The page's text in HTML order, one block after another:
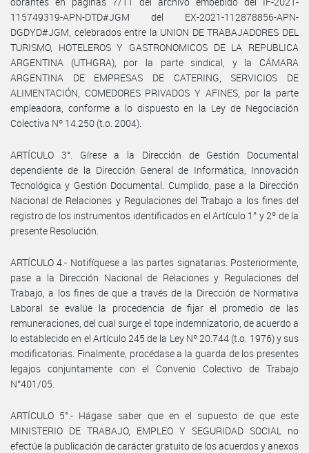
115749319-APN-DTD#JGM del EX-2021-112878856-APN-
DGDYD#JGM, celebrados entre la UNION DE TRABAJADORES DEL
TURISMO, HOTELEROS Y GASTRONOMICOS DE LA REPUBLICA
ARGENTINA (UTHGRA), por la parte sindical, y la CÁMARA
ARGENTINA DE EMPRESAS DE CATERING, SERVICIOS DE
ALIMENTACIÓN, COMEDORES PRIVADOS Y AFINES, por la parte
empleadora, conforme a lo dispuesto en la Ley de Negociación
Colectiva Nº 14.250 (t.o. 2004).
ARTÍCULO 3°. Gírese a la Dirección de Gestión Documental
dependiente de la Dirección General de Informática, Innovación
Tecnológica y Gestión Documental. Cumplido, pase a la Dirección
Nacional de Relaciones y Regulaciones del Trabajo a los fines del
registro de los instrumentos identificados en el Artículo 1° y 2º de la
presente Resolución.
ARTÍCULO 4.- Notifíquese a las partes signatarias. Posteriormente,
pase a la Dirección Nacional de Relaciones y Regulaciones del
Trabajo, a los fines de que a través de la Dirección de Normativa
Laboral se evalúe la procedencia de fijar el promedio de las
remuneraciones, del cual surge el tope indemnizatorio, de acuerdo a
lo establecido en el Artículo 245 de la Ley Nº 20.744 (t.o. 1976) y sus
modificatorias. Finalmente, procédase a la guarda de los presentes
legajos conjuntamente con el Convenio Colectivo de Trabajo
N°401/05.
ARTÍCULO 5°.- Hágase saber que en el supuesto de que este
MINISTERIO DE TRABAJO, EMPLEO Y SEGURIDAD SOCIAL no
efectúe la publicación de carácter gratuito de los acuerdos y anexos